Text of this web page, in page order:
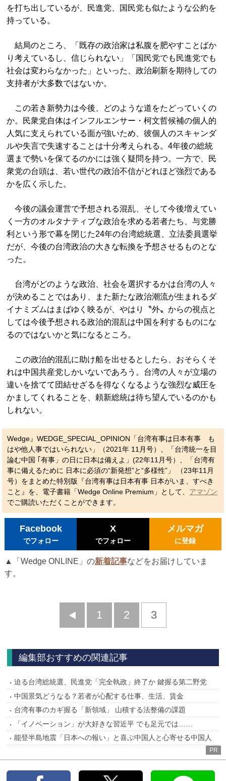
を打ち出しているが、民進党、国民党も似たような公約を
持っている。
結局のところ、「既存の政治家は私腹を肥やすことばか
り考えているし、信じられない」「国民党でも民進党でも
社会は変わらなかった」といった、政治刷新を期待しての
支持者が大多数ではないか。
この若き新勢力は今後、どのような道をたどっていくの
か。民衆党自体はインフルエンサー・柯文哲候補の個人的
人気に支えられている面が強いため、彼個人のスキャンダ
ルや失言で失速することは十分考えられる。4年後の総統
選まで勢いを保てるのかには強く疑問を持つ。一方で、民
衆党の台頭は、若い世代の政治不信がどれほど強烈である
かを広く示した。
今後の議会運営で予想される混乱、そして今後増えてい
く一方のオルタナティブな政治を求める若者たち、与党勝
利という形で幕を閉じた24年の台湾総統選、立法委員選挙
だが、今後の台湾政治の大きな転換を予想させるものとな
った。
台湾がどのような政治、社会を選択するかは台湾の人々
が決めることではあり、また新たな政治潮流が生まれるダ
イナミズムはまばゆく映るが、やはり〝外〟からの視点と
しては今後予想される政治的混乱は中国を利するものにな
るのではないかと気になるところ。
この政治的混乱に助け船を出せるとしたら、おそらくそ
れは中国共産党しかいないであろう。台湾の人々が立場の
違いを捨てて団結せざるを得なくなるような強烈な威圧を
かましてくれることを、頼新総統は待ち望んでいるのかも
しれない。
Wedge』WEDGE_SPECIAL_OPINION「台湾有事は日本有事 も
はや他人事ではいられない」（2021年 11月号）、「台湾統一を目
論む中国 ｢有事」の日に日本は備えよ」(22年11月号）、「台湾有
事に備えるために 日本に必須の“新発想”と“多様性”」 （23年11月
号）をまとめた特別版『台湾有事は日本有事 日本がいま、すべき
こと』を、電子書籍「Wedge Online Premium」として、 アマゾン
でご購読いただくことができます。
Facebook
でフォロー
X
でフォロー
メルマガ
に登録
▲「Wedge ONLINE」の新着記事などをお届けしていま
す。
前
1 2 3
編集部おすすめの関連記事
迫る台湾総統選、民進党「完全執政」終了か 鍵握る第二野党
中国景気どうなる？若者が心配する仕事、生活、賃金
台湾有事のカギ握る「新領域」 山積する法整備の課題
「イノベーション」が大好きな習近平 でも足元では……
能登半島地震「日本への報い」と喜ぶ中国人と心寄せる中国人
PR